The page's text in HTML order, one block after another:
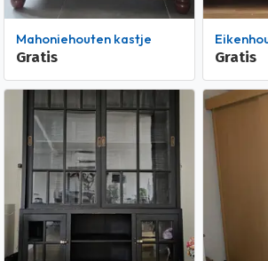
Mahoniehouten kastje
Gratis
Gratis